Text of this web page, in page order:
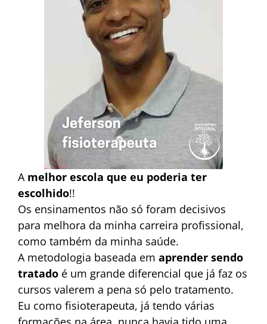
A melhor escola que eu poderia ter
escolhido!!
Os ensinamentos não só foram decisivos
para melhora da minha carreira profissional,
como também da minha saúde.
A metodologia baseada em aprender sendo
tratadoé um grande diferencial que já faz os
cursos valerem a pena só pelo tratamento.
Eu como fisioterapeuta, já tendo várias